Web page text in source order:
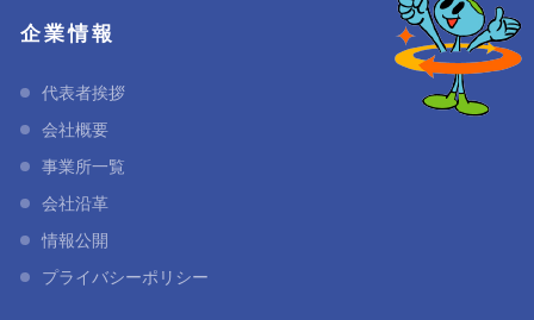
企業情報
代表者挨拶
会社概要
事業所一覧
会社沿革
情報公開
プライバシーポリシー